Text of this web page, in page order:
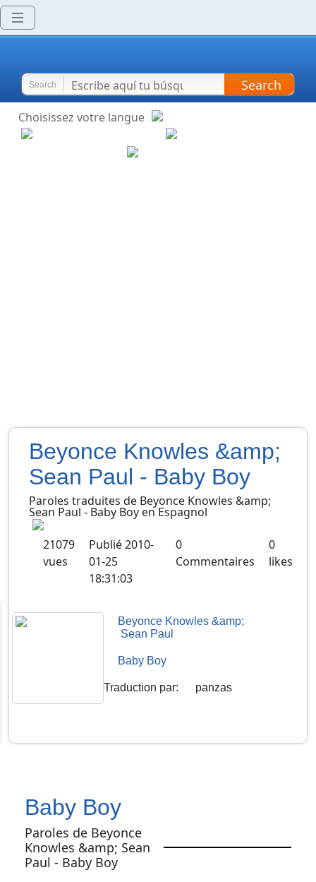
Search Search
Choisissez votre langue
Beyonce Knowles &amp;
Sean Paul - Baby Boy
Paroles traduites de Beyonce Knowles &amp;
Sean Paul - Baby Boy enEspagnol
21079
vues
Publié2010-
01-25
18:31:03
0
Commentaires
0
likes
Beyonce Knowles &amp;
Sean Paul
Baby Boy
Traduction par: panzas
Baby Boy
Paroles de Beyonce
Knowles &amp; Sean
Paul - Baby Boy